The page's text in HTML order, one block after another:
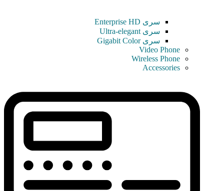
سری Enterprise HD
سری Ultra-elegant
سری Gigabit Color
Video Phone
Wireless Phone
Accessories